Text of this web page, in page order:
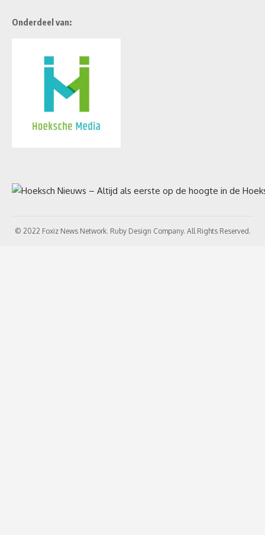
Onderdeel van:
© 2022 Foxiz News Network. Ruby Design Company. All Rights Reserved.